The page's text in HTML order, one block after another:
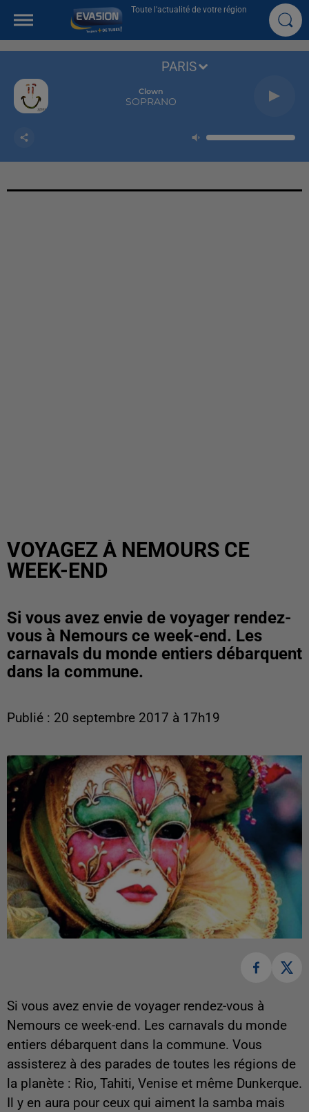
Toute l'actualité de votre région
Clown
SOPRANO
PARIS
VOYAGEZ À NEMOURS CE
WEEK-END
Si vous avez envie de voyager rendez-
vous à Nemours ce week-end. Les
carnavals du monde entiers débarquent
dans la commune.
Publié : 20 septembre 2017 à 17h19
Si vous avez envie de voyager rendez-vous à
Nemours ce week-end. Les carnavals du monde
entiers débarquent dans la commune. Vous
assisterez à des parades de toutes les régions de
la planète : Rio, Tahiti, Venise et même Dunkerque.
Il y en aura pour ceux qui aiment la samba mais